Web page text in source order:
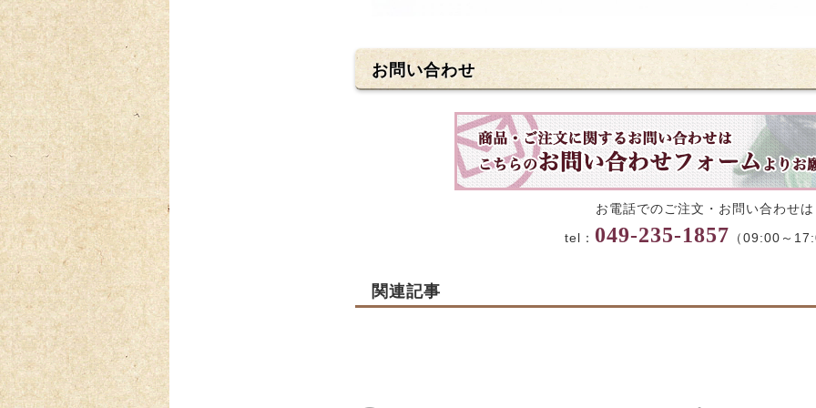
お問い合わせ
お電話でのご注文・お問い合わせは
tel： 049-235-1857 （09:00～
関連記事